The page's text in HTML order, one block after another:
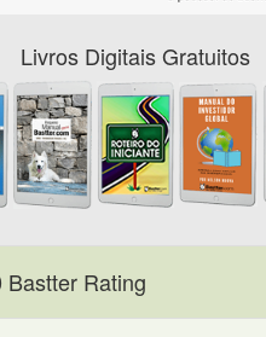
Livros Digitais Gratuitos
Bastter Rating